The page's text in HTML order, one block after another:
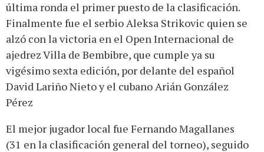
última ronda el primer puesto de la clasificación.
Finalmente fue el serbio Aleksa Strikovic quien se
alzó con la victoria en el Open Internacional de
ajedrez Villa de Bembibre, que cumple ya su
vigésimo sexta edición, por delante del español
David Lariño Nieto y el cubano Arián González
Pérez
El mejor jugador local fue Fernando Magallanes
(31 en la clasificación general del torneo), seguido